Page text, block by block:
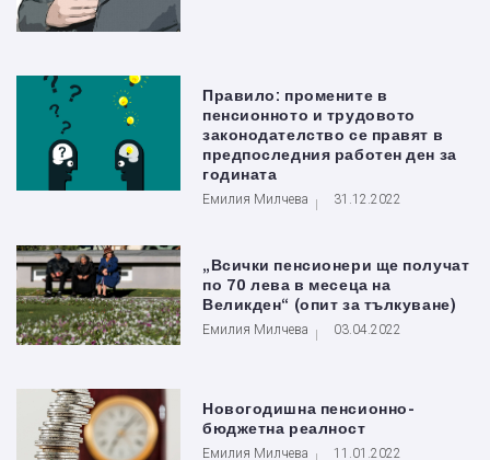
Правило: промените в
пенсионното и трудовото
законодателство се правят в
предпоследния работен ден за
годината
Емилия Милчева 31.12.2022
„Всички пенсионери ще получат
по 70 лева в месеца на
Великден“ (опит за тълкуване)
Емилия Милчева 03.04.2022
Новогодишна пенсионно-
бюджетна реалност
Емилия Милчева 11.01.2022